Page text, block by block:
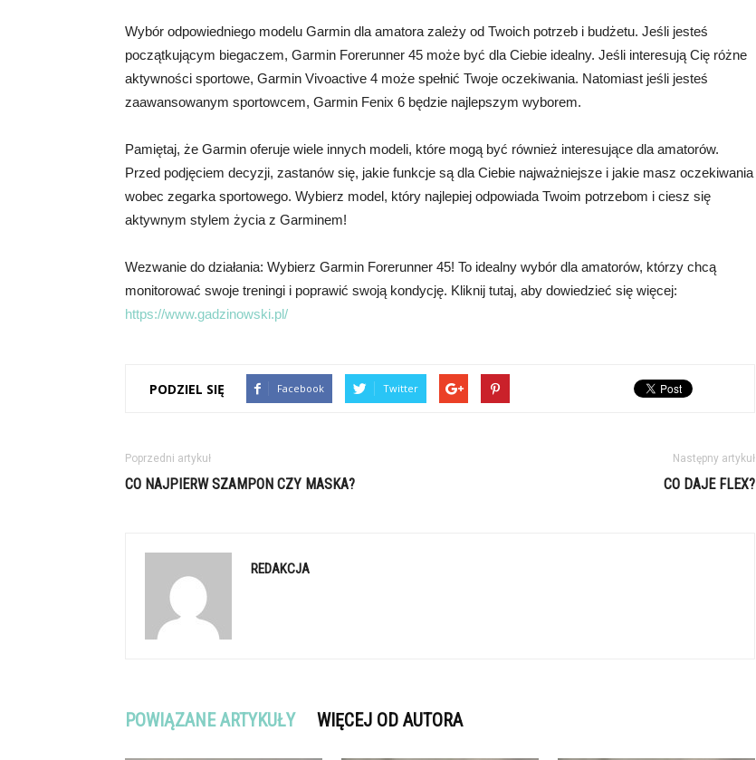
Wybór odpowiedniego modelu Garmin dla amatora zależy od Twoich potrzeb i budżetu. Jeśli jesteś
początkującym biegaczem, Garmin Forerunner 45 może być dla Ciebie idealny. Jeśli interesują Cię różne
aktywności sportowe, Garmin Vivoactive 4 może spełnić Twoje oczekiwania. Natomiast jeśli jesteś
zaawansowanym sportowcem, Garmin Fenix 6 będzie najlepszym wyborem.
Pamiętaj, że Garmin oferuje wiele innych modeli, które mogą być również interesujące dla amatorów.
Przed podjęciem decyzji, zastanów się, jakie funkcje są dla Ciebie najważniejsze i jakie masz oczekiwania
wobec zegarka sportowego. Wybierz model, który najlepiej odpowiada Twoim potrzebom i ciesz się
aktywnym stylem życia z Garminem!
Wezwanie do działania: Wybierz Garmin Forerunner 45! To idealny wybór dla amatorów, którzy chcą
monitorować swoje treningi i poprawić swoją kondycję. Kliknij tutaj, aby dowiedzieć się więcej:
https://www.gadzinowski.pl/
PODZIEL SIĘ Facebook Twitter
Poprzedni artykuł
CO NAJPIERW SZAMPON CZY MASKA?
Następny artykuł
CO DAJE FLEX?
REDAKCJA
POWIĄZANE ARTYKUŁY WIĘCEJ OD AUTORA